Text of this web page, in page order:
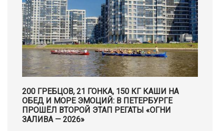
200 ГРЕБЦОВ, 21 ГОНКА, 150 КГ КАШИ НА
ОБЕД И МОРЕ ЭМОЦИЙ: В ПЕТЕРБУРГЕ
ПРОШЁЛ ВТОРОЙ ЭТАП РЕГАТЫ «ОГНИ
ЗАЛИВА — 2026»